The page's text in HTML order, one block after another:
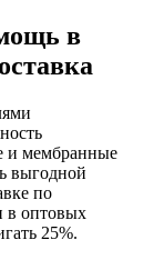
в
и мембранные
выгодной
по
в оптовых
25%.